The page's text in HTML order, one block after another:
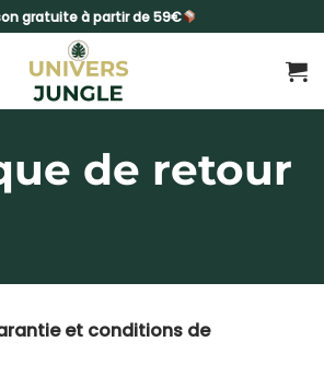
gratuite à partir de 59€
de retour
et conditions de